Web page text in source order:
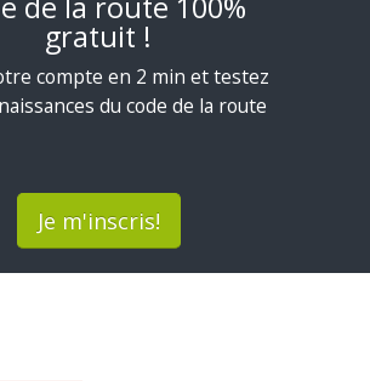
gratuit !
compte en 2 min et testez
du code de la route
Je m'inscris!